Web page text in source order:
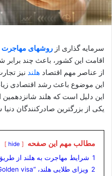
سرمایه گذاری از روشهای مهاجرت
اقامت این کشور، باعث چند
از عناصر مهم اقتصاد هلند نیز
این موضوع باعث رشد اقتصادی
این دلیل است که هلند شانزدهمین
یکی از بزرگترین صادرکنندگان
مطالب مهم این صفحه hide
1 شرایط مهاجرت به هلند از
2 ویزای طلایی هلند، “Golden visa”